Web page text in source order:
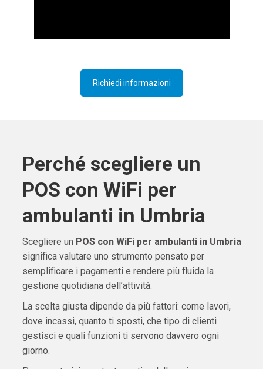
Richiedi informazioni
Perché scegliere un
POS con WiFi per
ambulanti in Umbria
Scegliere un POS con WiFi per ambulanti in Umbria
significa valutare uno strumento pensato per
semplificare i pagamenti e rendere più fluida la
gestione quotidiana dell’attività.
La scelta giusta dipende da più fattori: come lavori,
dove incassi, quanto ti sposti, che tipo di clienti
gestisci e quali funzioni ti servono davvero ogni
giorno.